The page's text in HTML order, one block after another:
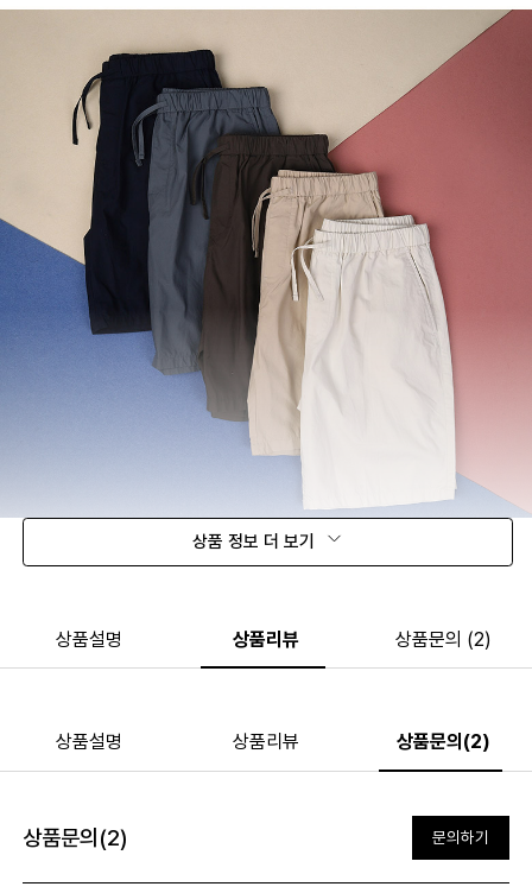
상품 정보 더 보기
상품설명 상품리뷰 상품문의 (2)
상품설명 상품리뷰 상품문의(2)
상품문의(2) 문의하기